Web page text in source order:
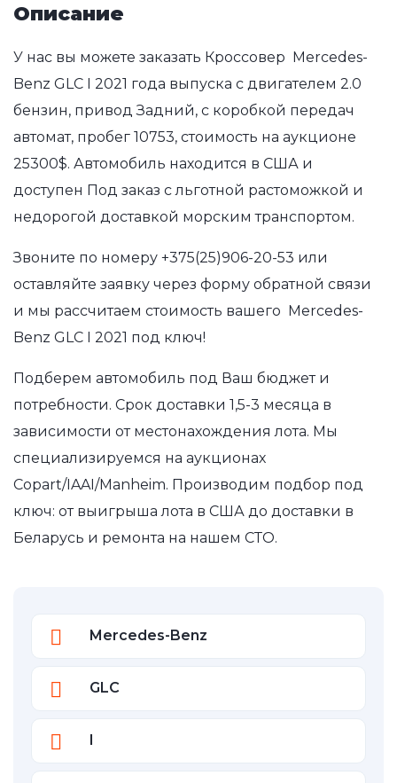
Описание
У нас вы можете заказать Кроссовер Mercedes-
Benz GLC I 2021 года выпуска с двигателем 2.0
бензин, привод Задний, с коробкой передач
автомат, пробег 10753, стоимость на аукционе
25300$. Автомобиль находится в США и
доступен Под заказ с льготной растоможкой и
недорогой доставкой морским транспортом.
Звоните по номеру +375(25)906-20-53 или
оставляйте заявку через форму обратной связи
и мы рассчитаем стоимость вашего Mercedes-
Benz GLC I 2021 под ключ!
Подберем автомобиль под Ваш бюджет и
потребности. Срок доставки 1,5-3 месяца в
зависимости от местонахождения лота. Мы
специализируемся на аукционах
Copart/IAAI/Manheim. Производим подбор под
ключ: от выигрыша лота в США до доставки в
Беларусь и ремонта на нашем СТО.
Mercedes-Benz
GLC
I